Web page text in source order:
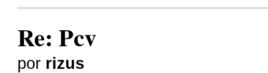
Re: Pcv
por rizus